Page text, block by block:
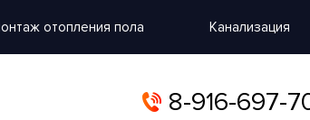
отопления пола Канализация
8-916-697-